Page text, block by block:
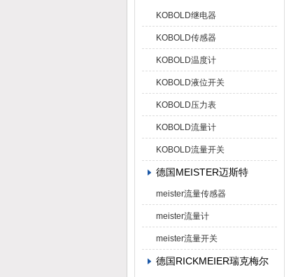
KOBOLD继电器
KOBOLD传感器
KOBOLD温度计
KOBOLD液位开关
KOBOLD压力表
KOBOLD流量计
KOBOLD流量开关
德国MEISTER迈斯特
meister流量传感器
meister流量计
meister流量开关
德国RICKMEIER瑞克梅尔